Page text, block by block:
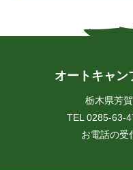
オートキャン
栃木県芳
TEL 0285-63-
お電話の受